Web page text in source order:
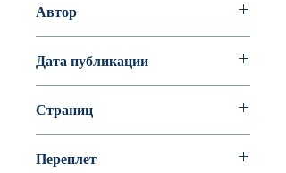
Автор
Дата публикации
Страниц
Переплет